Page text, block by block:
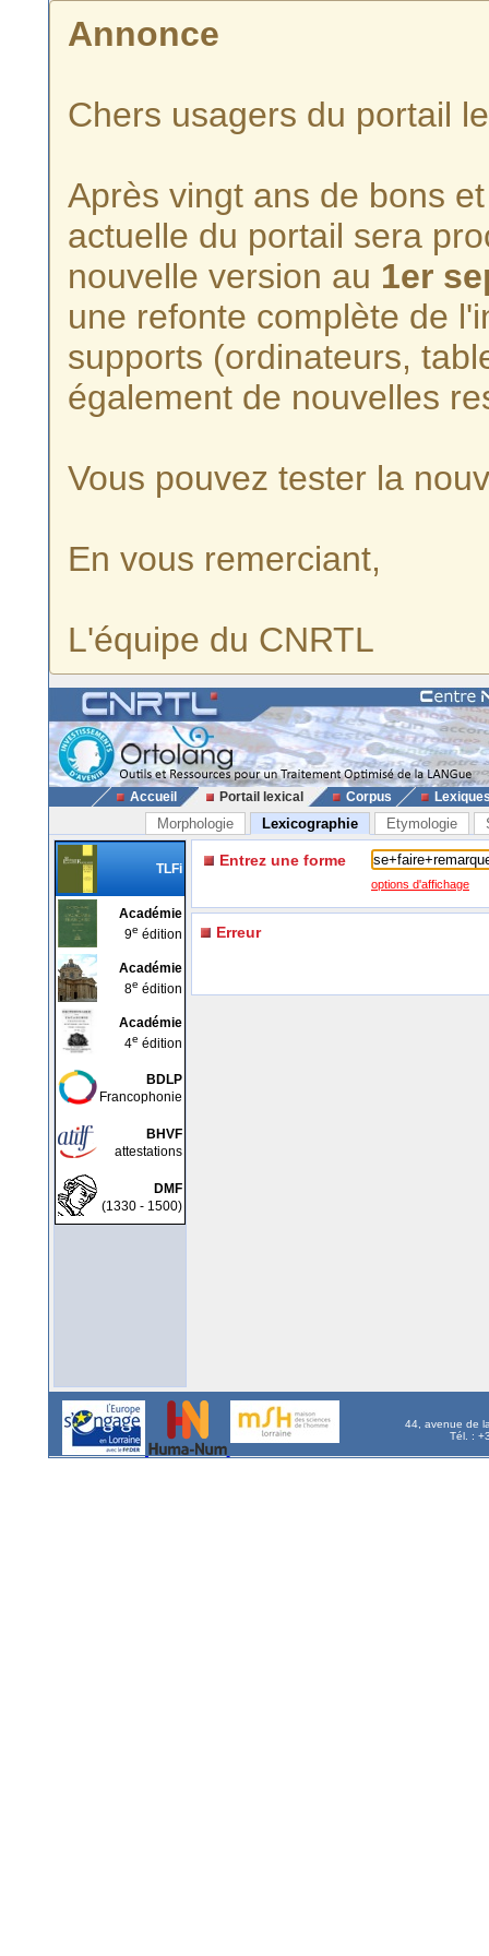
Annonce
Chers usagers du portail
Après vingt ans de bons
actuelle du portail sera
nouvelle version au 1er
une refonte complète de
supports (ordinateurs,
également de nouvelles
Vous pouvez tester la
En vous remerciant,
L'équipe du CNRTL
Accueil Portail lexical Corpus
Morphologie Lexicographie Etymologie
TLFi
Académie
9e édition
Académie
8e édition
Académie
4e édition
BDLP
Francophonie
BHVF
attestations
DMF
(1330 - 1500)
Entrez une forme
options d'affichage
Erreur
44, avenue de
Tél. :